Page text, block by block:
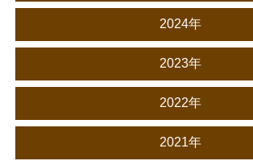
2024年
2023年
2022年
2021年